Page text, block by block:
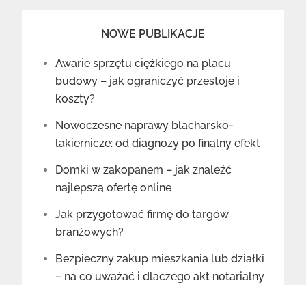
NOWE PUBLIKACJE
Awarie sprzętu ciężkiego na placu
budowy – jak ograniczyć przestoje i
koszty?
Nowoczesne naprawy blacharsko-
lakiernicze: od diagnozy po finalny efekt
Domki w zakopanem – jak znaleźć
najlepszą ofertę online
Jak przygotować firmę do targów
branżowych?
Bezpieczny zakup mieszkania lub działki
– na co uważać i dlaczego akt notarialny